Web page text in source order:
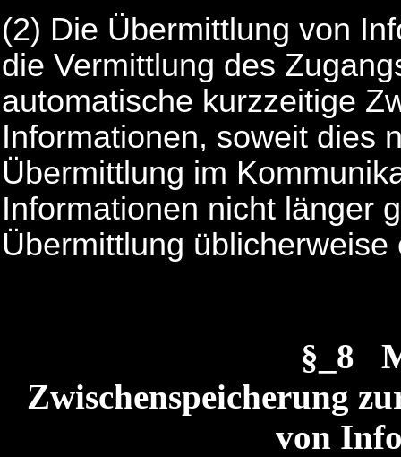
(2) Die Übermittlung von
die Vermittlung des
automatische kurzzeitige
Informationen, soweit dies
Übermittlung im
Informationen nicht länger
Übermittlung üblicherweise
§_8
Zwischenspeicherung
von